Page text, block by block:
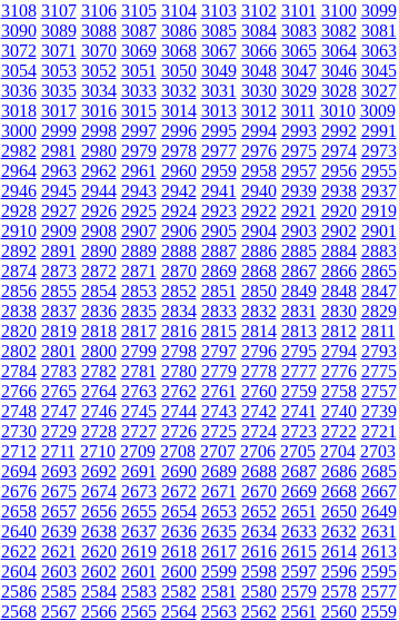
3108 3107 3106 3105 3104 3103 3102 3101 3100 3099
3090 3089 3088 3087 3086 3085 3084 3083 3082 3081
3072 3071 3070 3069 3068 3067 3066 3065 3064 3063
3054 3053 3052 3051 3050 3049 3048 3047 3046 3045
3036 3035 3034 3033 3032 3031 3030 3029 3028 3027
3018 3017 3016 3015 3014 3013 3012 3011 3010 3009
3000 2999 2998 2997 2996 2995 2994 2993 2992 2991
2982 2981 2980 2979 2978 2977 2976 2975 2974 2973
2964 2963 2962 2961 2960 2959 2958 2957 2956 2955
2946 2945 2944 2943 2942 2941 2940 2939 2938 2937
2928 2927 2926 2925 2924 2923 2922 2921 2920 2919
2910 2909 2908 2907 2906 2905 2904 2903 2902 2901
2892 2891 2890 2889 2888 2887 2886 2885 2884 2883
2874 2873 2872 2871 2870 2869 2868 2867 2866 2865
2856 2855 2854 2853 2852 2851 2850 2849 2848 2847
2838 2837 2836 2835 2834 2833 2832 2831 2830 2829
2820 2819 2818 2817 2816 2815 2814 2813 2812 2811
2802 2801 2800 2799 2798 2797 2796 2795 2794 2793
2784 2783 2782 2781 2780 2779 2778 2777 2776 2775
2766 2765 2764 2763 2762 2761 2760 2759 2758 2757
2748 2747 2746 2745 2744 2743 2742 2741 2740 2739
2730 2729 2728 2727 2726 2725 2724 2723 2722 2721
2712 2711 2710 2709 2708 2707 2706 2705 2704 2703
2694 2693 2692 2691 2690 2689 2688 2687 2686 2685
2676 2675 2674 2673 2672 2671 2670 2669 2668 2667
2658 2657 2656 2655 2654 2653 2652 2651 2650 2649
2640 2639 2638 2637 2636 2635 2634 2633 2632 2631
2622 2621 2620 2619 2618 2617 2616 2615 2614 2613
2604 2603 2602 2601 2600 2599 2598 2597 2596 2595
2586 2585 2584 2583 2582 2581 2580 2579 2578 2577
2568 2567 2566 2565 2564 2563 2562 2561 2560 2559